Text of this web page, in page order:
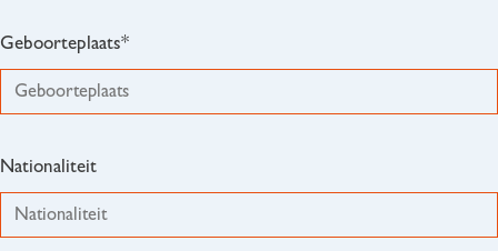
Geboorteplaats*
Nationaliteit